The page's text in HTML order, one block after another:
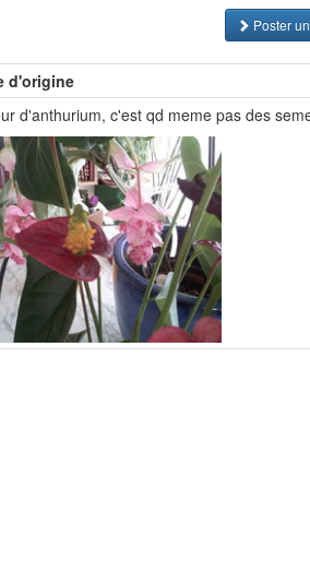
Poster
d'origine
d'anthurium, c'est qd meme pas des